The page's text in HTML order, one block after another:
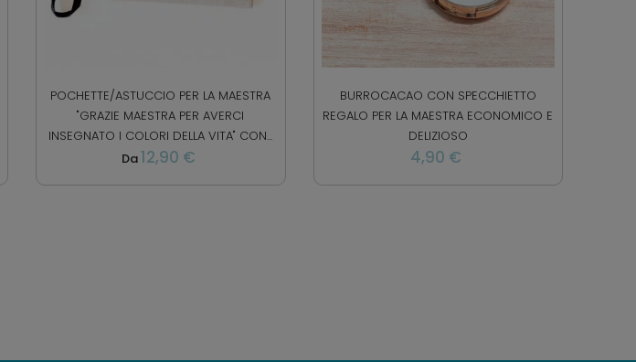
POCHETTE/ASTUCCIO PER LA MAESTRA
"GRAZIE MAESTRA PER AVERCI
INSEGNATO I COLORI DELLA VITA" CON...
Da12,90 €
BURROCACAO CON SPECCHIETTO
REGALO PER LA MAESTRA ECONOMICO E
DELIZIOSO
4,90 €